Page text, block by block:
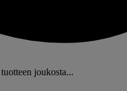
joukosta...